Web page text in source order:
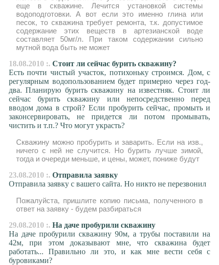
еще в скважине. Лечится установкой системы
водоподготовки. А вот если это именно глина или
песок, то скважина требует ремонта, т.к. допустимое
содержание этих веществ в артезианской воде
составляет 50мг/л. При таком содержании сильно
мутной вода быть не может
18.08.2010 :. Стоит ли сейчас бурить скважину?
Есть почти чистый участок, потихоньку строимся. Дом, с
регулярным водопользованием будет примерно через год-
два. Планирую бурить скважину на известняк. Стоит ли
сейчас бурить скважину или непосредственно перед
вводом дома в строй? Если пробурить сейчас, промыть и
законсервировать, не придется ли потом промывать,
чистить и т.п.? Что могут украсть?
Скважину можно пробурить и заварить. Если на изв.,
ничего с ней не случится. Но бурить лучше зимой,
тогда и очереди меньше, и цены, может, пониже будут
23.08.2010 :. Отправила заявку
Отправила заявку с вашего сайта. Но никто не перезвонил
Пожалуйста, пришлите копию письма, полученного в
ответ на заявку - будем разбираться
29.08.2010 :. На даче пробурили скважину
На даче пробурили скважину 90м, а трубы поставили на
42м, при этом доказывают мне, что скважина будет
работать... Правильно ли это, и как мне вести себя с
буровиками?